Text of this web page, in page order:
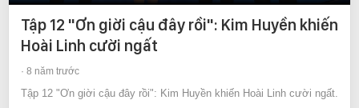
Tập 12 "Ơn giời cậu đây rồi": Kim Huyền khiến
Hoài Linh cười ngất
8 năm trước
Tập 12 "Ơn giời cậu đây rồi": Kim Huyền khiến Hoài Linh cười ngất.